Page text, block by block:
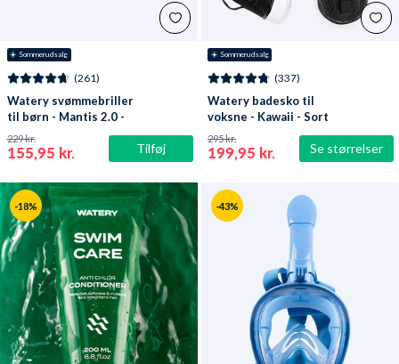
☀️ Sommerudsalg
Tilføj
(261)
Watery svømmebriller
til børn - Mantis 2.0 -
Atlantic Pink/klar
155,95 kr.
229 kr.
☀️ Sommerudsalg
Se størrelser
(337)
Watery badesko til
voksne - Kawaii - Sort
199,95 kr.
295 kr.
-18% -43%